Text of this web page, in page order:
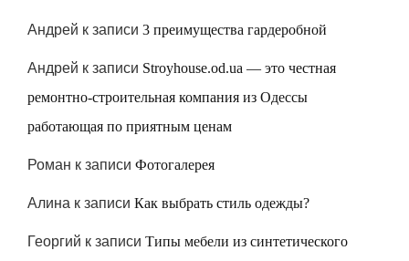
Андрей к записи 3 преимущества гардеробной
Андрей к записи Stroyhouse.od.ua — это честная
ремонтно-строительная компания из Одессы
работающая по приятным ценам
Роман к записи Фотогалерея
Алина к записи Как выбрать стиль одежды?
Георгий к записи Типы мебели из синтетического